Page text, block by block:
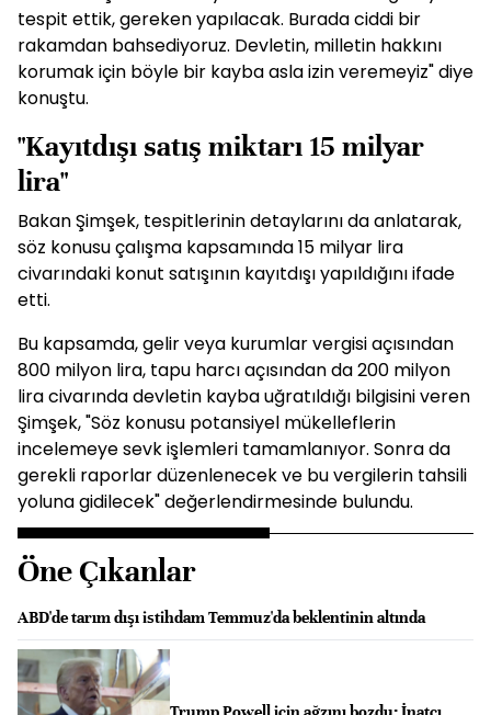
tespit ettik, gereken yapılacak. Burada ciddi bir
rakamdan bahsediyoruz. Devletin, milletin hakkını
korumak için böyle bir kayba asla izin veremeyiz" diye
konuştu.
"Kayıtdışı satış miktarı 15 milyar
lira"
Bakan Şimşek, tespitlerinin detaylarını da anlatarak,
söz konusu çalışma kapsamında 15 milyar lira
civarındaki konut satışının kayıtdışı yapıldığını ifade
etti.
Bu kapsamda, gelir veya kurumlar vergisi açısından
800 milyon lira, tapu harcı açısından da 200 milyon
lira civarında devletin kayba uğratıldığı bilgisini veren
Şimşek, "Söz konusu potansiyel mükelleflerin
incelemeye sevk işlemleri tamamlanıyor. Sonra da
gerekli raporlar düzenlenecek ve bu vergilerin tahsili
yoluna gidilecek" değerlendirmesinde bulundu.
Öne Çıkanlar
ABD'de tarım dışı istihdam Temmuz'da beklentinin altında